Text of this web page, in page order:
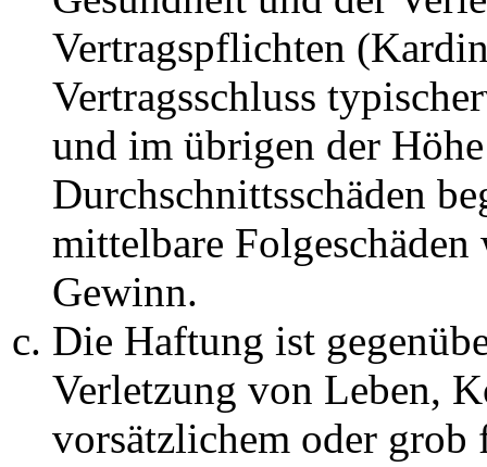
Vertragspflichten
Vertragsschluss
und im übrigen der
Durchschnittsschäden
mittelbare Folgeschäden
Gewinn.
Die Haftung ist
Verletzung von Leben,
vorsätzlichem oder grob